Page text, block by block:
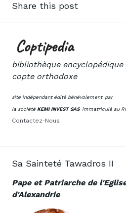
Share this post
bibliothèque encyclopédique
copte orthodoxe
site indépendant édité bénévolement par
la société KEMI INVEST SAS immatriculé au
Contactez-Nous
Sa Sainteté Tawadros II
Pape et Patriarche de
d'Alexandrie